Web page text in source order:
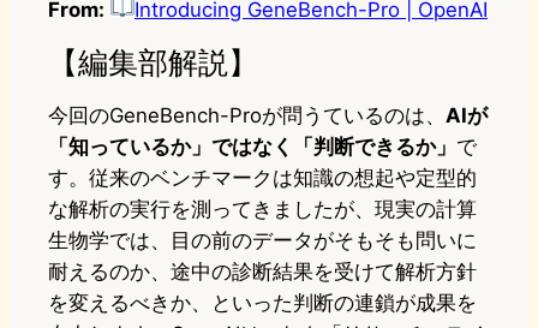
From: Introducing GeneBench-Pro | OpenAI
【編集部解説】
今回のGeneBench-Proが問うているのは、 AIが
「知っているか」ではなく「判断できるか」 で
す。従来のベンチマークは知識の想起や定型的
な解析の実行を測ってきましたが、現実の計算
生物学では、目の前のデータがそもそも問いに
耐えるのか、途中の診断結果を受けて解析方針
を変えるべきか、といった判断の連鎖が成果を